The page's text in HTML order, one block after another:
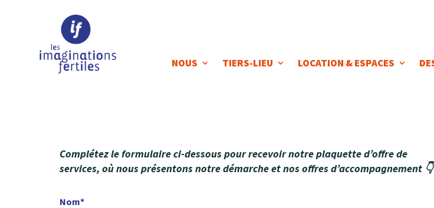
NOUS TIERS-LIEU LOCATION & ESPACES
Complétez le formulaire ci-dessous pour recevoir notre plaquette d’offre de
services, où nous présentons notre démarche et nos offres d’accompagnement 👇
Nom*